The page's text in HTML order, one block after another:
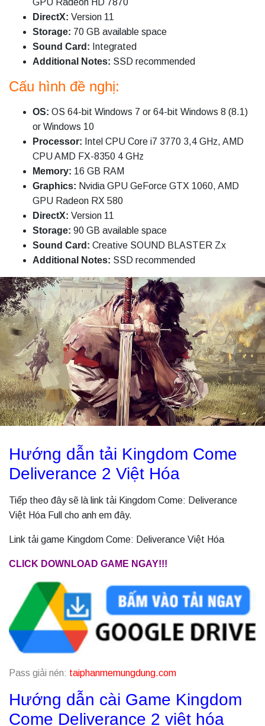
GPU Radeon HD 7870
DirectX: Version 11
Storage: 70 GB available space
Sound Card: Integrated
Additional Notes: SSD recommended
Cấu hình đề nghị:
OS: OS 64-bit Windows 7 or 64-bit Windows 8 (8.1)
or Windows 10
Processor: Intel CPU Core i7 3770 3,4 GHz, AMD
CPU AMD FX-8350 4 GHz
Memory: 16 GB RAM
Graphics: Nvidia GPU GeForce GTX 1060, AMD
GPU Radeon RX 580
DirectX: Version 11
Storage: 90 GB available space
Sound Card: Creative SOUND BLASTER Zx
Additional Notes: SSD recommended
Hướng dẫn tải Kingdom Come
Deliverance 2 Việt Hóa
Tiếp theo đây sẽ là link tải Kingdom Come: Deliverance
Việt Hóa Full cho anh em đây.
Link tải game Kingdom Come: Deliverance Việt Hóa
CLICK DOWNLOAD GAME NGAY!!!
Pass giải nén: taiphanmemungdung.com
Hướng dẫn cài Game Kingdom
Come Deliverance 2 việt hóa